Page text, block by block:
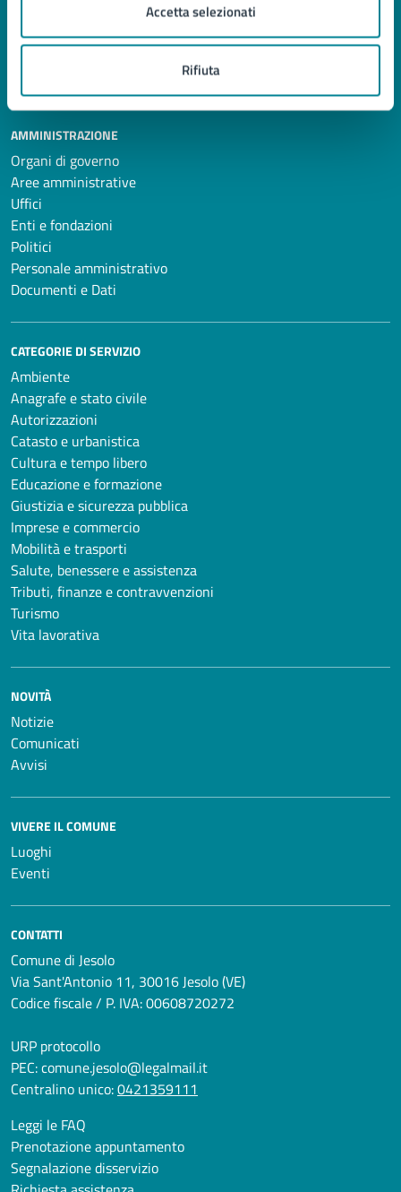
Accetta selezionati
Rifiuta
Comune di Jesolo
AMMINISTRAZIONE
Organi di governo
Aree amministrative
Uffici
Enti e fondazioni
Politici
Personale amministrativo
Documenti e Dati
CATEGORIE DI SERVIZIO
Ambiente
Anagrafe e stato civile
Autorizzazioni
Catasto e urbanistica
Cultura e tempo libero
Educazione e formazione
Giustizia e sicurezza pubblica
Imprese e commercio
Mobilità e trasporti
Salute, benessere e assistenza
Tributi, finanze e contravvenzioni
Turismo
Vita lavorativa
NOVITÀ
Notizie
Comunicati
Avvisi
VIVERE IL COMUNE
Luoghi
Eventi
CONTATTI
Comune di Jesolo
Via Sant'Antonio 11, 30016 Jesolo (VE)
Codice fiscale / P. IVA: 00608720272
URP protocollo
PEC:comune.jesolo@legalmail.it
Centralino unico:0421359111
Leggi le FAQ
Prenotazione appuntamento
Segnalazione disservizio